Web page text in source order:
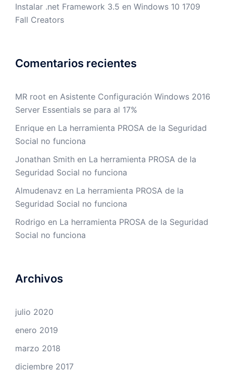
Instalar .net Framework 3.5 en Windows 10 1709
Fall Creators
Comentarios recientes
MR root en Asistente Configuración Windows 2016
Server Essentials se para al 17%
Enrique en La herramienta PROSA de la Seguridad
Social no funciona
Jonathan Smith en La herramienta PROSA de la
Seguridad Social no funciona
Almudenavz en La herramienta PROSA de la
Seguridad Social no funciona
Rodrigo en La herramienta PROSA de la Seguridad
Social no funciona
Archivos
julio 2020
enero 2019
marzo 2018
diciembre 2017